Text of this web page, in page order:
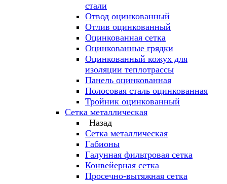
стали
Отвод оцинкованный
Отлив оцинкованный
Оцинкованная сетка
Оцинкованные грядки
Оцинкованный кожух для
изоляции теплотрассы
Панель оцинкованная
Полосовая сталь оцинкованная
Тройник оцинкованный
Сетка металлическая
Назад
Сетка металлическая
Габионы
Галунная фильтровая сетка
Конвейерная сетка
Просечно-вытяжная сетка